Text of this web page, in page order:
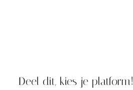
Deel dit, kies je platform!